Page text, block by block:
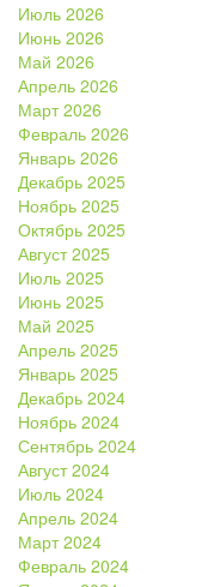
Июль 2026
Июнь 2026
Май 2026
Апрель 2026
Март 2026
Февраль 2026
Январь 2026
Декабрь 2025
Ноябрь 2025
Октябрь 2025
Август 2025
Июль 2025
Июнь 2025
Май 2025
Апрель 2025
Январь 2025
Декабрь 2024
Ноябрь 2024
Сентябрь 2024
Август 2024
Июль 2024
Апрель 2024
Март 2024
Февраль 2024